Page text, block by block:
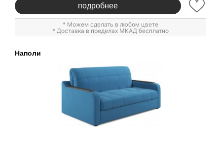
подробнее
* Можем сделать в любом цвете
* Доставка в пределах МКАД бесплатно
Наполи